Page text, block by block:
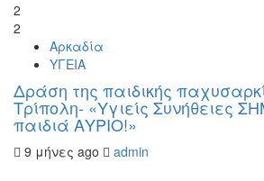
2
2
Αρκαδία
ΥΓΕΙΑ
Δράση της παιδικής
Τρίπολη- «Υγιείς Συνήθειες
παιδιά ΑΥΡΙΟ!»
9 μήνες ago
admin